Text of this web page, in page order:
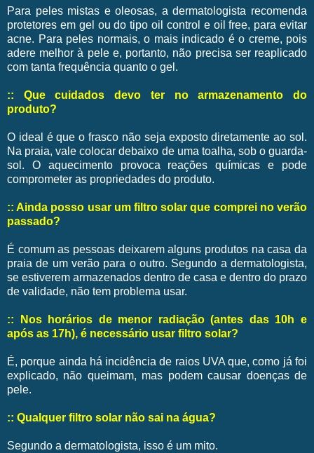
Para peles mistas e oleosas, a dermatologista recomenda
protetores em gel ou do tipo oil control e oil free, para evitar
acne. Para peles normais, o mais indicado é o creme, pois
adere melhor à pele e, portanto, não precisa ser reaplicado
com tanta frequência quanto o gel.
:: Que cuidados devo ter no armazenamento do
produto?
O ideal é que o frasco não seja exposto diretamente ao sol.
Na praia, vale colocar debaixo de uma toalha, sob o guarda-
sol. O aquecimento provoca reações químicas e pode
comprometer as propriedades do produto.
:: Ainda posso usar um filtro solar que comprei no verão
passado?
É comum as pessoas deixarem alguns produtos na casa da
praia de um verão para o outro. Segundo a dermatologista,
se estiverem armazenados dentro de casa e dentro do prazo
de validade, não tem problema usar.
:: Nos horários de menor radiação (antes das 10h e
após as 17h), é necessário usar filtro solar?
É, porque ainda há incidência de raios UVA que, como já foi
explicado, não queimam, mas podem causar doenças de
pele.
:: Qualquer filtro solar não sai na água?
Segundo a dermatologista, isso é um mito.